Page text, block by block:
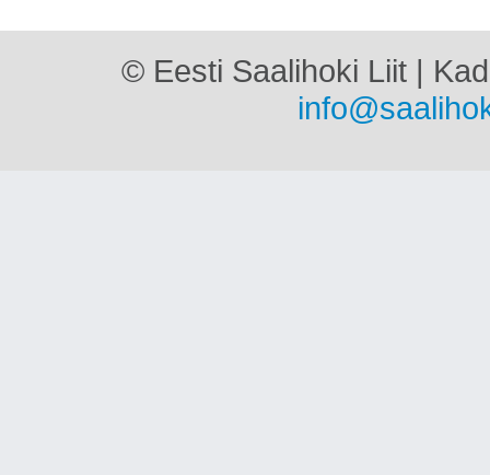
© Eesti Saalihoki Liit |